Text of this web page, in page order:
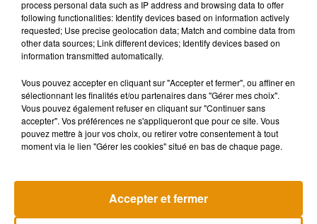
Musique
7 août 2026
Madonna sort enfin le remix de « Love
Angèle et Amélie Lens dévoilent leur
process personal data such as IP address and browsing data to offer
following functionalities: Identify devices based on information actively
requested; Use precise geolocation data; Match and combine data from
other data sources; Link different devices; Identify devices based on
information transmitted automatically.
Vous pouvez accepter en cliquant sur "Accepter et fermer", ou affiner en
sélectionnant les finalités et/ou partenaires dans "Gérer mes choix".
Vous pouvez également refuser en cliquant sur "Continuer sans
accepter". Vos préférences ne s'appliqueront que pour ce site. Vous
pouvez mettre à jour vos choix, ou retirer votre consentement à tout
moment via le lien "Gérer les cookies" situé en bas de chaque page.
Accepter et fermer